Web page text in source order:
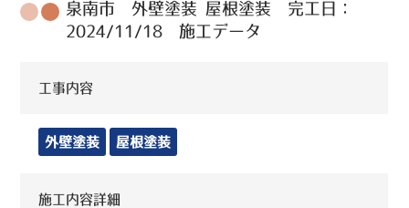
泉南市 外壁塗装 屋根塗装 完工日：
2024/11/18 施工データ
工事内容
外壁塗装 屋根塗装
施工内容詳細